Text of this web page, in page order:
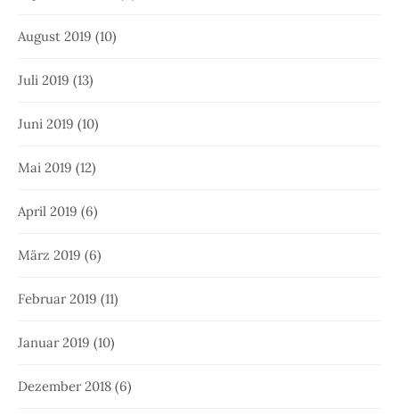
August 2019 (10)
Juli 2019 (13)
Juni 2019 (10)
Mai 2019 (12)
April 2019 (6)
März 2019 (6)
Februar 2019 (11)
Januar 2019 (10)
Dezember 2018 (6)